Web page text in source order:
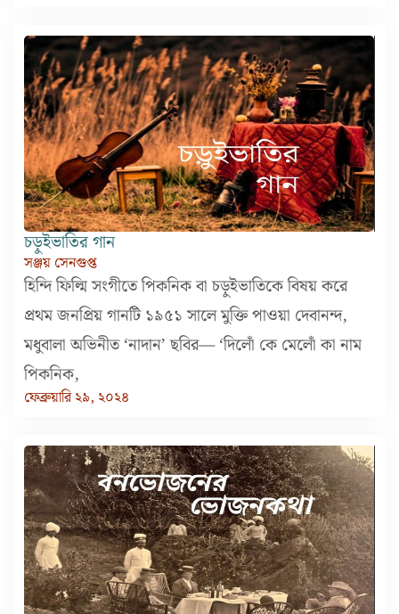
চড়ুইভাতির গান
সঞ্জয় সেনগুপ্ত
হিন্দি ফিল্মি সংগীতে পিকনিক বা চড়ুইভাতিকে বিষয় করে
প্রথম জনপ্রিয় গানটি ১৯৫১ সালে মুক্তি পাওয়া দেবানন্দ,
মধুবালা অভিনীত ‘নাদান’ ছবির— ‘দিলোঁ কে মেলোঁ কা নাম
পিকনিক,
ফেব্রুয়ারি ২৯, ২০২৪